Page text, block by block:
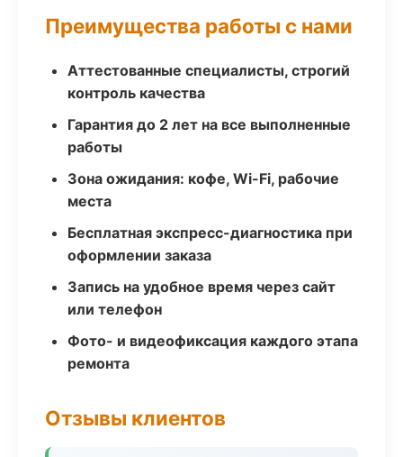
Преимущества работы с нами
Аттестованные специалисты, строгий
контроль качества
Гарантия до 2 лет на все выполненные
работы
Зона ожидания: кофе, Wi-Fi, рабочие
места
Бесплатная экспресс-диагностика при
оформлении заказа
Запись на удобное время через сайт
или телефон
Фото- и видеофиксация каждого этапа
ремонта
Отзывы клиентов